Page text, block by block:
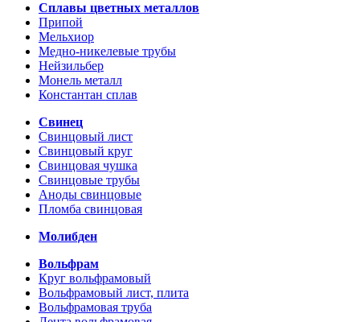
Сплавы цветных металлов
Припой
Мельхиор
Медно-никелевые трубы
Нейзильбер
Монель металл
Константан сплав
Свинец
Свинцовый лист
Свинцовый круг
Свинцовая чушка
Свинцовые трубы
Аноды свинцовые
Пломба свинцовая
Молибден
Вольфрам
Круг вольфрамовый
Вольфрамовый лист, плита
Вольфрамовая труба